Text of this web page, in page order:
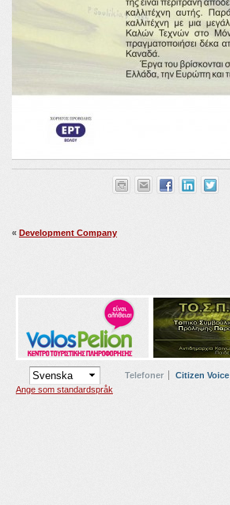
« Development Company
Ange som standardspråk
Telefoner Citizen Voice